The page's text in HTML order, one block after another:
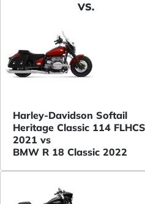
VS.
Harley-Davidson Softail
Heritage Classic 114 FLHCS
2021 vs
BMW R 18 Classic 2022